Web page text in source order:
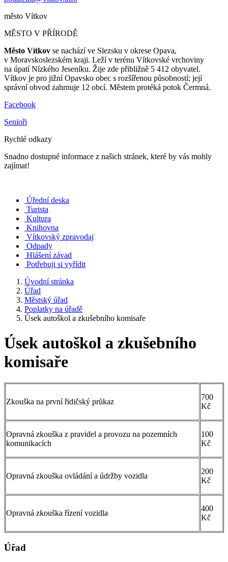
město Vítkov
MĚSTO V PŘÍRODĚ
Město Vítkov se nachází ve Slezsku v okrese Opava,
v Moravskoslezském kraji. Leží v terénu Vítkovské vrchoviny
na úpatí Nízkého Jeseníku. Žije zde přibližně 5 412 obyvatel.
Vítkov je pro jižní Opavsko obec s rozšířenou působností; její
správní obvod zahrnuje 12 obcí. Městem protéká potok Čermná.
Facebook
Senioři
Rychlé odkazy
Snadno dostupné informace z našich stránek, které by vás mohly
zajímat!
Úřední deska
Turista
Kultura
Knihovna
Vítkovský zpravodaj
Odpady
Hlášení závad
Potřebuji si vyřídit
Úvodní stránka
Úřad
Městský úřad
Poplatky na úřadě
Úsek autoškol a zkušebního komisaře
Úsek autoškol a zkušebního
komisaře
Zkouška na první řidičský průkaz
700
Kč
Opravná zkouška z pravidel a provozu na pozemních
komunikacích
100
Kč
Opravná zkouška ovládání a údržby vozidla
200
Kč
Opravná zkouška řízení vozidla
400
Kč
Úřad